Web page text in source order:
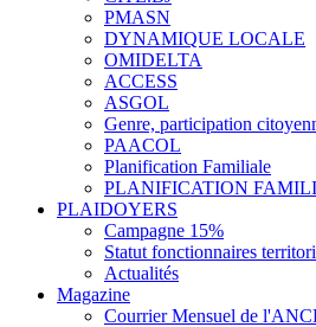
PMASN
DYNAMIQUE LOCALE
OMIDELTA
ACCESS
ASGOL
Genre, participation
PAACOL
Planification Familiale
PLANIFICATION
PLAIDOYERS
Campagne 15%
Statut fonctionnaires
Actualités
Magazine
Courrier Mensuel de